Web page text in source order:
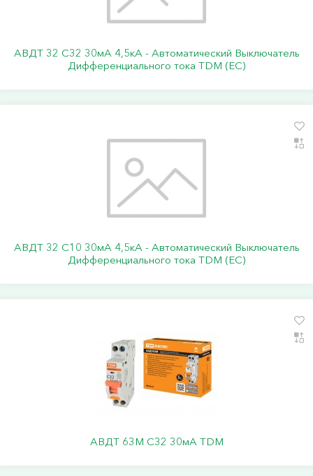
АВДТ 32 C32 30мА 4,5кА - Автоматический Выключатель
Дифференциального тока TDM (ЕС)
АВДТ 32 C10 30мА 4,5кА - Автоматический Выключатель
Дифференциального тока TDM (ЕС)
АВДТ 63М C32 30мА TDM